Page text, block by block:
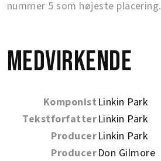
nummer 5 som højeste placering.
Medvirkende
Komponist Linkin Park
TekstforfatterLinkin Park
ProducerLinkin Park
ProducerDon Gilmore